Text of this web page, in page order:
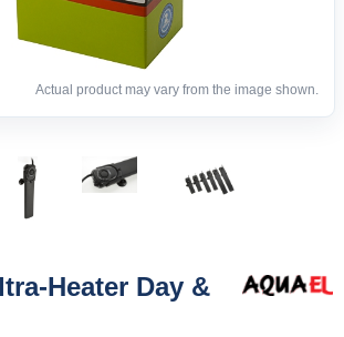
Actual product may vary from the image shown.
Heater Day &